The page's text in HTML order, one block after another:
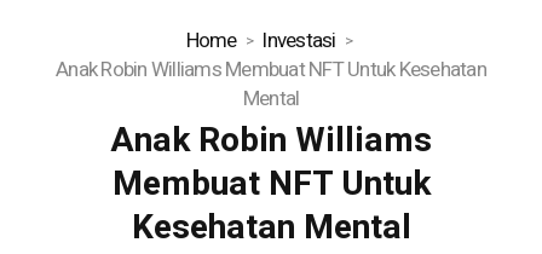
Home
Investasi
Anak Robin Williams Membuat NFT Untuk Kesehatan
Mental
Anak Robin Williams
Membuat NFT Untuk
Kesehatan Mental